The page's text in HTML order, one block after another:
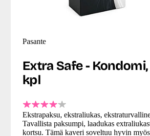
Pasante
Extra Safe - Kondomi,
kpl
Ekstrapaksu, ekstraliukas,
Tavallista paksumpi, laadukas
kortsu. Tämä kaveri soveltuu hyvin myös